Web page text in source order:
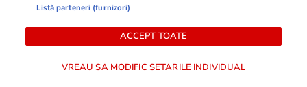
Știri România
Doi germani salvați de pe cel mai mare perete
stâncos din România, unde au rămas blocați și
au sunat la 112
Listă parteneri (furnizori)
ACCEPT TOATE
VREAU SA MODIFIC SETARILE INDIVIDUAL